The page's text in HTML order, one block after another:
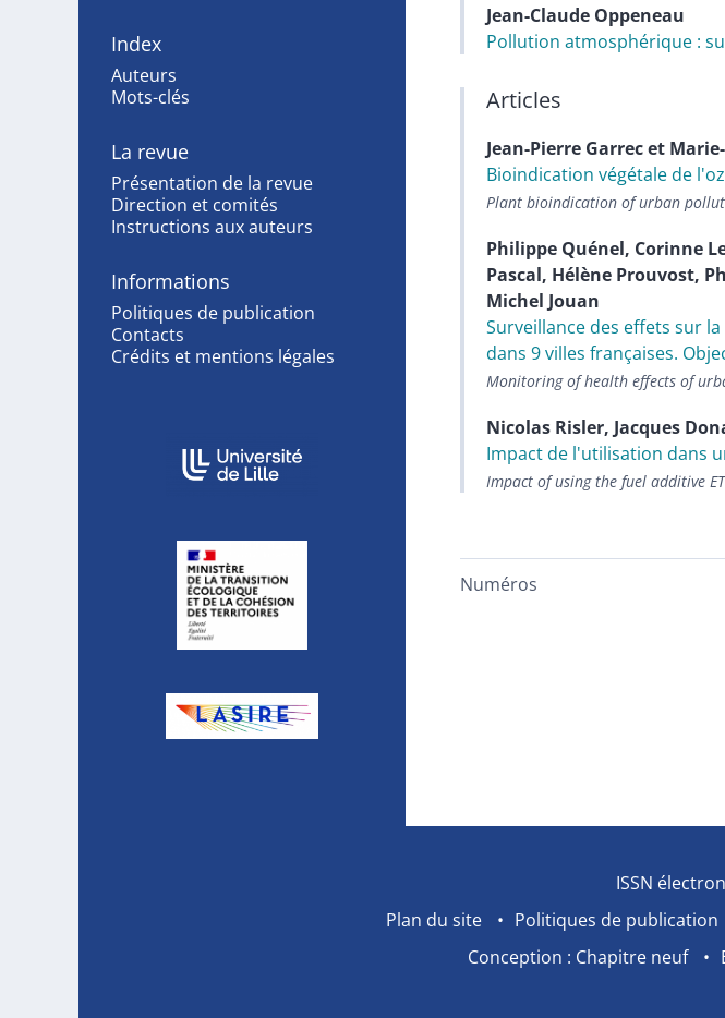
Index
Auteurs
Mots-clés
La revue
Présentation de la revue
Direction et comités
Instructions aux auteurs
Informations
Politiques de publication
Contacts
Crédits et mentions légales
Affiliations/partenaires
Jean-Claude Oppeneau
Pollution atmosphérique :
Articles
Jean-Pierre Garrecet
Bioindication végétale de
Plant bioindication of urban
Philippe Quénel, Corinne
Pascal, Hélène Prouvost,
Michel Jouan
Surveillance des effets sur
dans 9 villes françaises.
Monitoring of health effects of
Nicolas Risler, Jacques
Impact de l'utilisation dans
Impact of using the fuel additive
Numéros
ISSN
Plan du site
Politiques de publication
Conception : Chapitre neuf